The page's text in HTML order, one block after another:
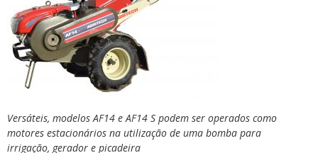
Versáteis, modelos AF14 e AF14 S podem ser operados como
motores estacionários na utilização de uma bomba para
irrigação, gerador e picadeira